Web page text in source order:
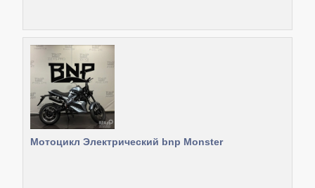
Мотоцикл Электрический bnp Monster